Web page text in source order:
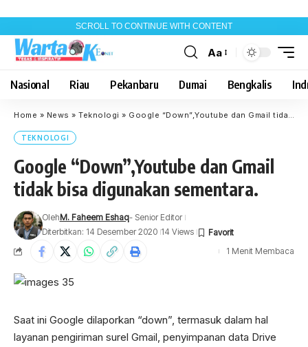
SCROLL TO CONTINUE WITH CONTENT
Font
Aa
Nasional Riau Pekanbaru Dumai Bengkalis
Home » News » Teknologi » Google “Down”,Youtube dan Gmail tidak bisa digunakan sementara.
TEKNOLOGI
Google “Down”,Youtube dan Gmail
tidak bisa digunakan sementara.
OlehM. Faheem Eshaq- Senior Editor
Diterbitkan: 14 Desember 2020 14 Views
1 Menit Membaca
Saat ini Google dilaporkan “down”, termasuk dalam hal
layanan pengiriman surel Gmail, penyimpanan data Drive